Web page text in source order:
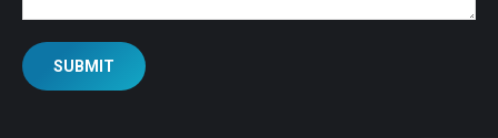
SUBMIT